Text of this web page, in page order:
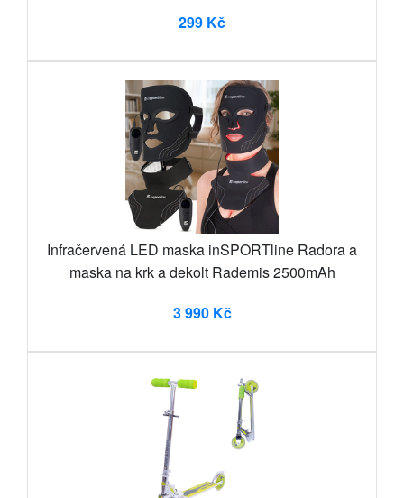
299 Kč
Infračervená LED maska inSPORTline Radora a
maska na krk a dekolt Rademis 2500mAh
3 990 Kč